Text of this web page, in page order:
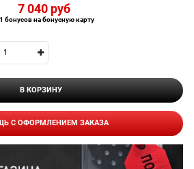
7 040 руб
бонусов на бонусную карту
В КОРЗИНУ
С ОФОРМЛЕНИЕМ ЗАКАЗА